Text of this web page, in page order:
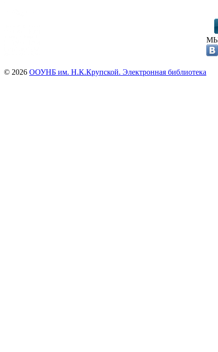
© 2026 ООУНБ им. Н.К.Крупской. Электронная библиотека